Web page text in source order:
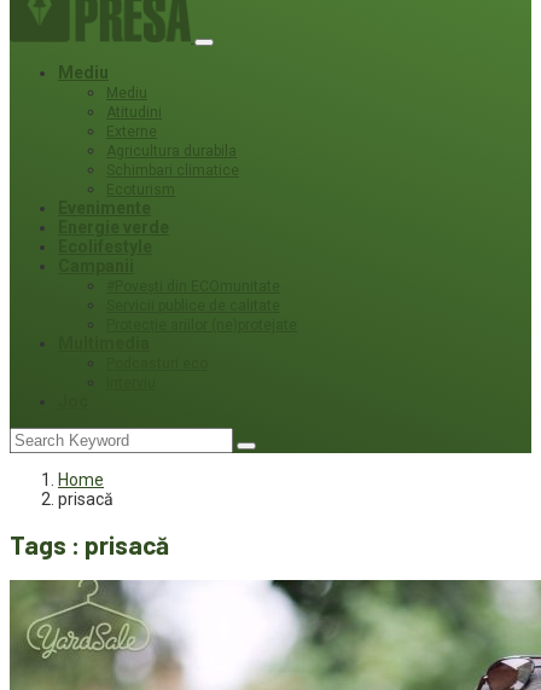
Mediu
Mediu
Atitudini
Externe
Agricultura durabila
Schimbari climatice
Ecoturism
Home
prisacă
Tags : prisacă